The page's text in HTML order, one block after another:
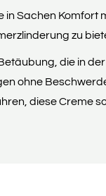
in Sachen Komfort
zu
die in
ohne
diese Creme